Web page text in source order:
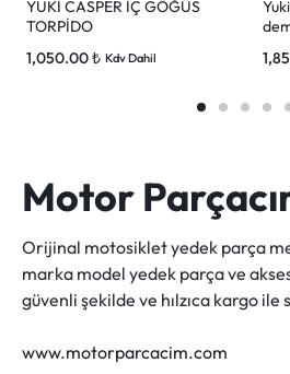
YUKİ CASPER İÇ GÖĞÜS
TORPİDO
1,050.00₺ Kdv Dahil
Motor
Orijinal motosiklet yedek parça
marka model yedek parça ve
güvenli şekilde ve hılzıca kargo ile
www.motorparcacim.com